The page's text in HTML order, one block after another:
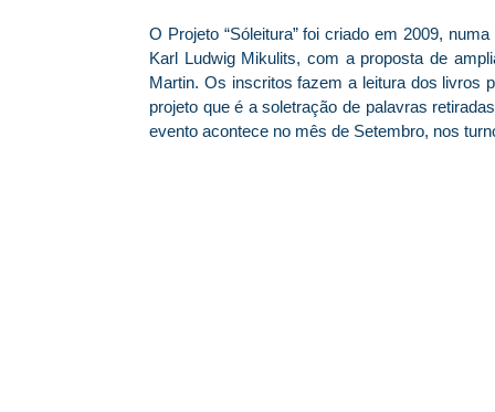
O Projeto “Sóleitura” foi criado em 2009,
Karl Ludwig Mikulits, com a proposta de
Martin. Os inscritos fazem a leitura dos livros
projeto que é a soletração de palavras
evento acontece no mês de Setembro, nos